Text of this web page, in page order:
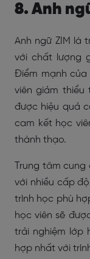
8. Anh
Anh ngữ ZIM là
với chất lượng
Điểm mạnh của
viên giảm
được hiệu quả
cam kết học
thành thạo.
Trung tâm
với nhiều cấp
trình học phù
học viên sẽ
trải nghiệm lớp
hợp nhất với